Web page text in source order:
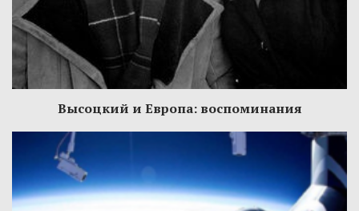
Высоцкий и Европа: воспоминания